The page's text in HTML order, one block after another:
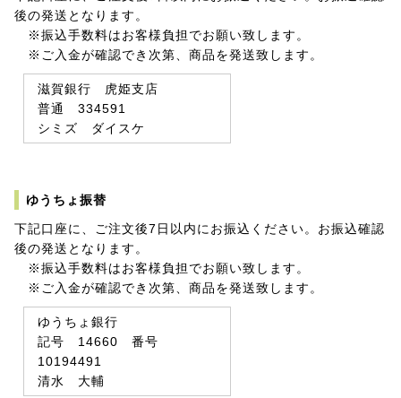
後の発送となります。
※振込手数料はお客様負担でお願い致します。
※ご入金が確認でき次第、商品を発送致します。
滋賀銀行 虎姫支店
普通 334591
シミズ ダイスケ
ゆうちょ振替
下記口座に、ご注文後7日以内にお振込ください。お振込確認
後の発送となります。
※振込手数料はお客様負担でお願い致します。
※ご入金が確認でき次第、商品を発送致します。
ゆうちょ銀行
記号 14660 番号
10194491
清水 大輔